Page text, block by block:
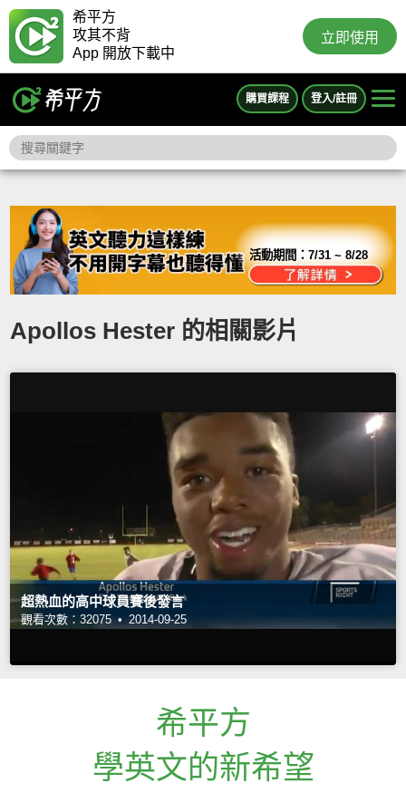
希平方
攻其不背
App 開放下載中
立即使用
購買課程 登入/註冊
活動期間：7/31 ~ 8/28
Apollos Hester 的相關影片
超熱血的高中球員賽後發言
觀看次數：32075 • 2014-09-25
希平方
學英文的新希望